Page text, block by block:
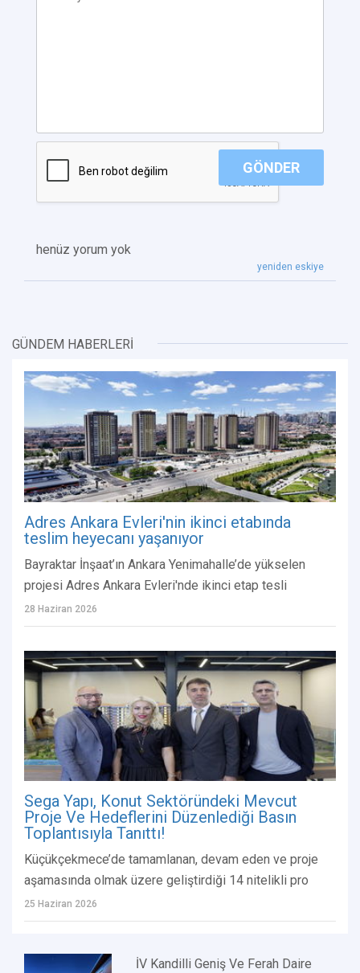
GÖNDER
henüz yorum yok
yeniden eskiye
GÜNDEM HABERLERİ
Adres Ankara Evleri'nin ikinci etabında
teslim heyecanı yaşanıyor
Bayraktar İnşaat’ın Ankara Yenimahalle’de yükselen
projesi Adres Ankara Evleri'nde ikinci etap tesli
28 Haziran 2026
Sega Yapı, Konut Sektöründeki Mevcut
Proje Ve Hedeflerini Düzenlediği Basın
Toplantısıyla Tanıttı!
Küçükçekmece’de tamamlanan, devam eden ve proje
aşamasında olmak üzere geliştirdiği 14 nitelikli pro
25 Haziran 2026
İV Kandilli Geniş Ve Ferah Daire